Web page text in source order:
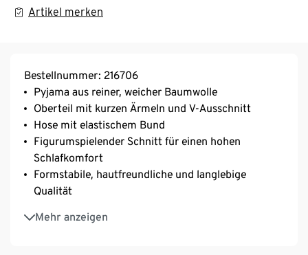
Artikel merken
Bestellnummer: 216706
Pyjama aus reiner, weicher Baumwolle
Oberteil mit kurzen Ärmeln und V-Ausschnitt
Hose mit elastischem Bund
Figurumspielender Schnitt für einen hohen
Schlafkomfort
Formstabile, hautfreundliche und langlebige
Qualität
Mehr anzeigen
GOTS made with organic – in conversion materials,
zertifiziert durch CU 809415